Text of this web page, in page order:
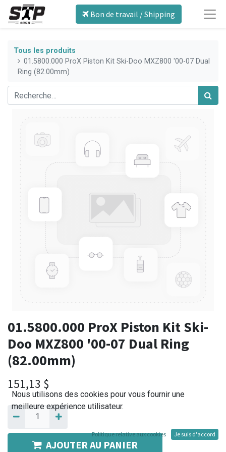
Bon de travail / Shipping
Tous les produits
01.5800.000 ProX Piston Kit Ski-Doo MXZ800 '00-07 Dual
Ring (82.00mm)
01.5800.000 ProX Piston Kit Ski-
Doo MXZ800 '00-07 Dual Ring
(82.00mm)
151,13 $
AJOUTER AU PANIER
Nous utilisons des cookies pour vous fournir une
meilleure expérience utilisateur.
Politique relative aux cookies Je suis d'accord